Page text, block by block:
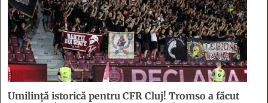
Umilință istorică pentru CFR Cluj! Tromso a făcut